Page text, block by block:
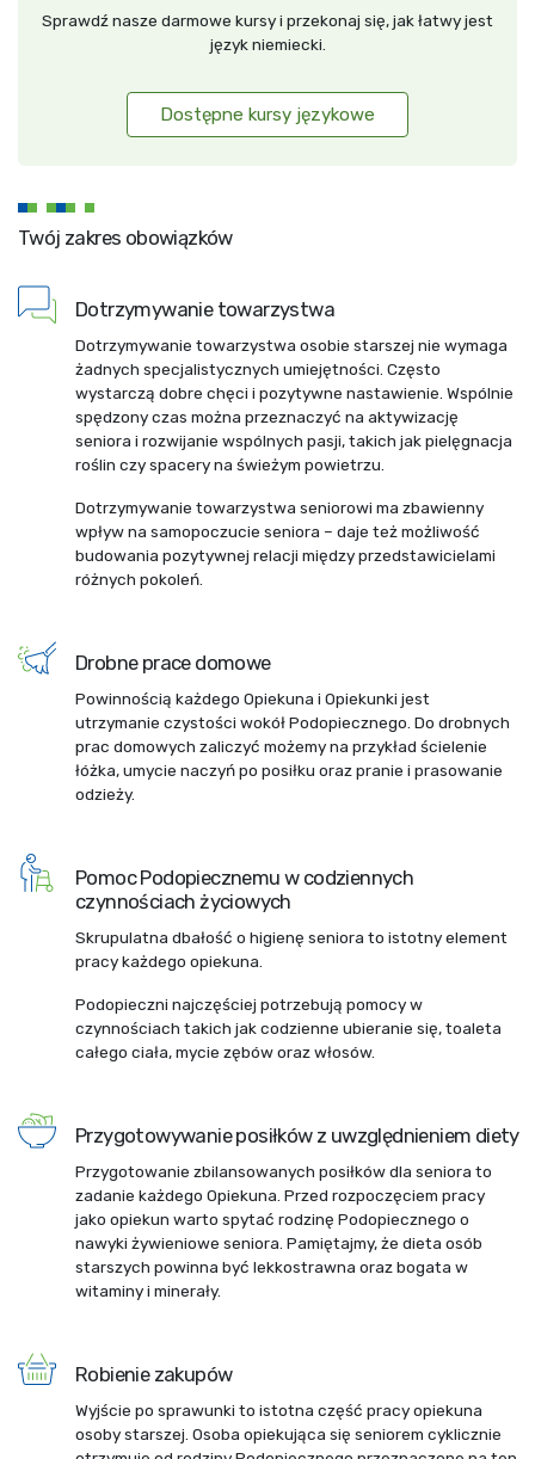
Sprawdź nasze darmowe kursy i przekonaj się, jak łatwy jest
język niemiecki.
Dostępne kursy językowe
Twój zakres obowiązków
Dotrzymywanie towarzystwa
Dotrzymywanie towarzystwa osobie starszej nie wymaga
żadnych specjalistycznych umiejętności. Często
wystarczą dobre chęci i pozytywne nastawienie. Wspólnie
spędzony czas można przeznaczyć na aktywizację
seniora i rozwijanie wspólnych pasji, takich jak pielęgnacja
roślin czy spacery na świeżym powietrzu.
Dotrzymywanie towarzystwa seniorowi ma zbawienny
wpływ na samopoczucie seniora – daje też możliwość
budowania pozytywnej relacji między przedstawicielami
różnych pokoleń.
Drobne prace domowe
Powinnością każdego Opiekuna i Opiekunki jest
utrzymanie czystości wokół Podopiecznego. Do drobnych
prac domowych zaliczyć możemy na przykład ścielenie
łóżka, umycie naczyń po posiłku oraz pranie i prasowanie
odzieży.
Pomoc Podopiecznemu w codziennych
czynnościach życiowych
Skrupulatna dbałość o higienę seniora to istotny element
pracy każdego opiekuna.
Podopieczni najczęściej potrzebują pomocy w
czynnościach takich jak codzienne ubieranie się, toaleta
całego ciała, mycie zębów oraz włosów.
Przygotowywanie posiłków z uwzględnieniem diety
Przygotowanie zbilansowanych posiłków dla seniora to
zadanie każdego Opiekuna. Przed rozpoczęciem pracy
jako opiekun warto spytać rodzinę Podopiecznego o
nawyki żywieniowe seniora. Pamiętajmy, że dieta osób
starszych powinna być lekkostrawna oraz bogata w
witaminy i minerały.
Robienie zakupów
Wyjście po sprawunki to istotna część pracy opiekuna
osoby starszej. Osoba opiekująca się seniorem cyklicznie